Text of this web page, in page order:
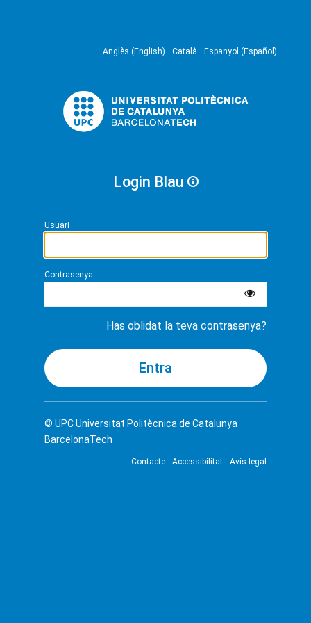
Anglès (English) Català Espanyol (Español)
Login Blau
Usuari
Contrasenya
Has oblidat la teva contrasenya?
© UPCUniversitat Politècnica de Catalunya ·
BarcelonaTech
Contacte Accessibilitat Avís legal